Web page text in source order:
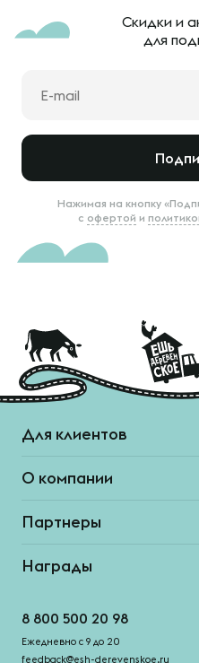
Скидки и
для
Нажимая на кнопку
с офертой и
Для клиентов
О компании
Партнеры
Награды
8 800 500 20 98
Ежедневно с 9 до 20
feedback@esh-derevenskoe.ru